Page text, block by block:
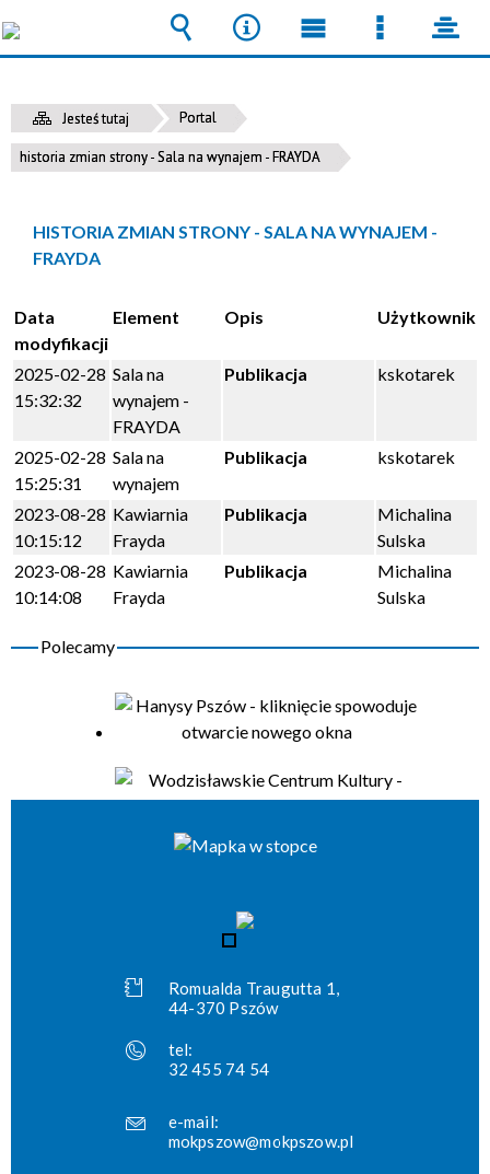
Jesteś tutaj Portal
historia zmian strony - Sala na wynajem - FRAYDA
HISTORIA ZMIAN STRONY - SALA NA WYNAJEM -
FRAYDA
Data
modyfikacji
Element Opis Użytkownik
2025-02-28
15:32:32
Sala na
wynajem -
FRAYDA
Publikacja kskotarek
2025-02-28
15:25:31
Sala na
wynajem
Publikacja kskotarek
2023-08-28
10:15:12
Kawiarnia
Frayda
Publikacja
Michalina
Sulska
2023-08-28
10:14:08
Kawiarnia
Frayda
Publikacja
Michalina
Sulska
Romualda Traugutta 1,
44-370 Pszów
tel:
32 455 74 54
e-mail:
mokpszow@mokpszow.pl
Wyszukiwarka
Narzędzia
MenuMenu